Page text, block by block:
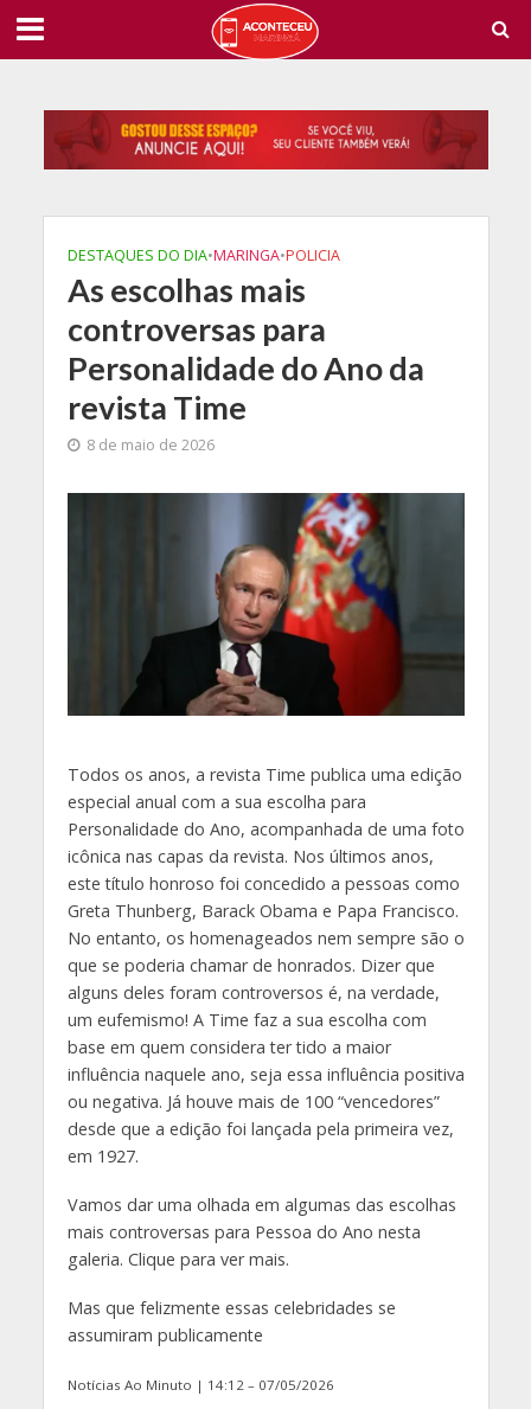
DESTAQUES DO DIA•MARINGA•POLICIA
As escolhas mais
controversas para
Personalidade do Ano da
revista Time
8 de maio de 2026
Todos os anos, a revista Time publica uma edição
especial anual com a sua escolha para
Personalidade do Ano, acompanhada de uma foto
icônica nas capas da revista. Nos últimos anos,
este título honroso foi concedido a pessoas como
Greta Thunberg, Barack Obama e Papa Francisco.
No entanto, os homenageados nem sempre são o
que se poderia chamar de honrados. Dizer que
alguns deles foram controversos é, na verdade,
um eufemismo! A Time faz a sua escolha com
base em quem considera ter tido a maior
influência naquele ano, seja essa influência positiva
ou negativa. Já houve mais de 100 “vencedores”
desde que a edição foi lançada pela primeira vez,
em 1927.
Vamos dar uma olhada em algumas das escolhas
mais controversas para Pessoa do Ano nesta
galeria. Clique para ver mais.
Mas que felizmente essas celebridades se
assumiram publicamente
Notícias Ao Minuto | 14:12 – 07/05/2026